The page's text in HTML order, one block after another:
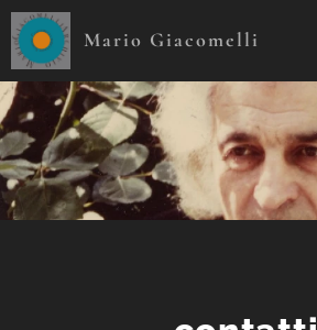
Mario Giacomelli